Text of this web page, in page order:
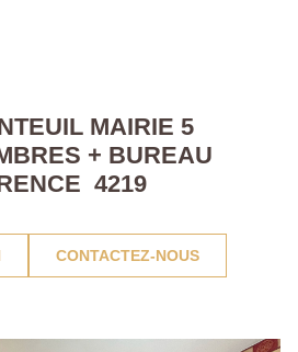
MAIRIE 5
+ BUREAU
4219
CONTACTEZ-NOUS